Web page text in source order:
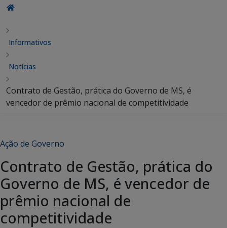
Informativos
Notícias
Contrato de Gestão, prática do Governo de MS, é
vencedor de prêmio nacional de competitividade
Ação de Governo
Contrato de Gestão, prática do
Governo de MS, é vencedor de
prêmio nacional de
competitividade